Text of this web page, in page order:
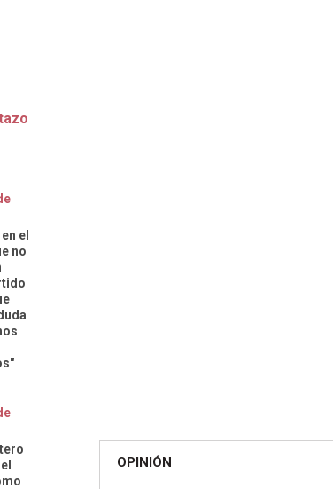
el
no
OPINIÓN